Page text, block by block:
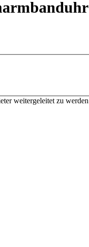
weitergeleitet zu werden